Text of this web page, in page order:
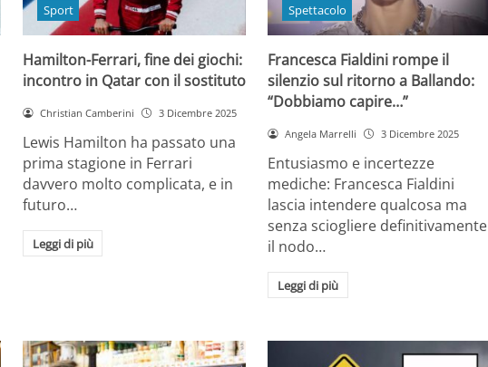
Sport
Hamilton-Ferrari, fine dei giochi:
incontro in Qatar con il sostituto
Christian Camberini 3 Dicembre 2025
Lewis Hamilton ha passato una
prima stagione in Ferrari
davvero molto complicata, e in
futuro…
Leggi di più
Spettacolo
Francesca Fialdini rompe il
silenzio sul ritorno a Ballando:
“Dobbiamo capire…”
Angela Marrelli 3 Dicembre 2025
Entusiasmo e incertezze
mediche: Francesca Fialdini
lascia intendere qualcosa ma
senza sciogliere definitivamente
il nodo…
Leggi di più